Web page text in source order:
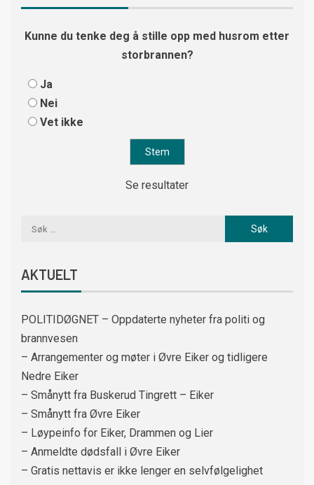
Kunne du tenke deg å stille opp med husrom etter
storbrannen?
Ja
Nei
Vet ikke
Se resultater
AKTUELT
POLITIDØGNET – Oppdaterte nyheter fra politi og
brannvesen
– Arrangementer og møter i Øvre Eiker og tidligere
Nedre Eiker
– Smånytt fra Buskerud Tingrett – Eiker
– Smånytt fra Øvre Eiker
– Løypeinfo for Eiker, Drammen og Lier
– Anmeldte dødsfall i Øvre Eiker
– Gratis nettavis er ikke lenger en selvfølgelighet